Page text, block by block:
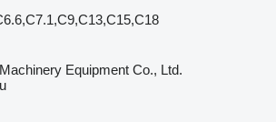
Equipment Co., Ltd.